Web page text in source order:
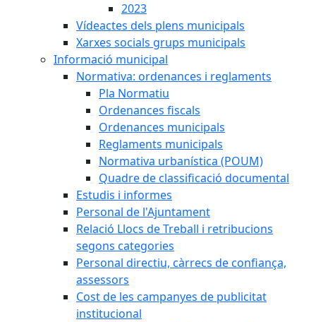
2023
Vídeactes dels plens municipals
Xarxes socials grups municipals
Informació municipal
Normativa: ordenances i reglaments
Pla Normatiu
Ordenances fiscals
Ordenances municipals
Reglaments municipals
Normativa urbanística (POUM)
Quadre de classificació documental
Estudis i informes
Personal de l'Ajuntament
Relació Llocs de Treball i retribucions
segons categories
Personal directiu, càrrecs de confiança,
assessors
Cost de les campanyes de publicitat
institucional